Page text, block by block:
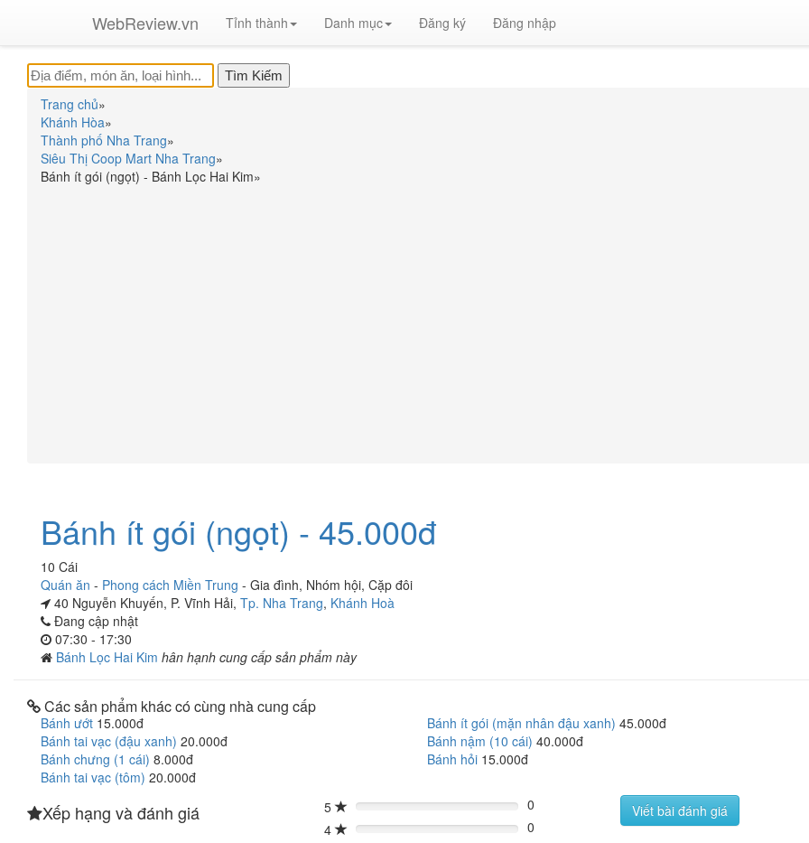
WebReview.vn Tỉnh thành Danh mục Đăng ký Đăng nhập
Trang chủ»
Khánh Hòa»
Thành phố Nha Trang»
Siêu Thị Coop Mart Nha Trang»
Bánh ít gói (ngọt) - Bánh Lọc Hai Kim»
Bánh ít gói (ngọt) - 45.000đ
10 Cái
Quán ăn - Phong cách Miền Trung - Gia đình, Nhóm hội, Cặp đôi
40 Nguyễn Khuyến, P. Vĩnh Hải, Tp. Nha Trang, Khánh Hoà
Đang cập nhật
07:30 - 17:30
Bánh Lọc Hai Kim hân hạnh cung cấp sản phẩm này
Các sản phẩm khác có cùng nhà cung cấp
Bánh ướt 15.000đ Bánh ít gói (mặn nhân đậu xanh) 45.000đ
Bánh tai vạc (đậu xanh) 20.000đ Bánh nậm (10 cái) 40.000đ
Bánh chưng (1 cái) 8.000đ Bánh hỏi 15.000đ
Bánh tai vạc (tôm) 20.000đ
Xếp hạng và đánh giá 5 0%
0
4
0%
0
Viết bài đánh giá